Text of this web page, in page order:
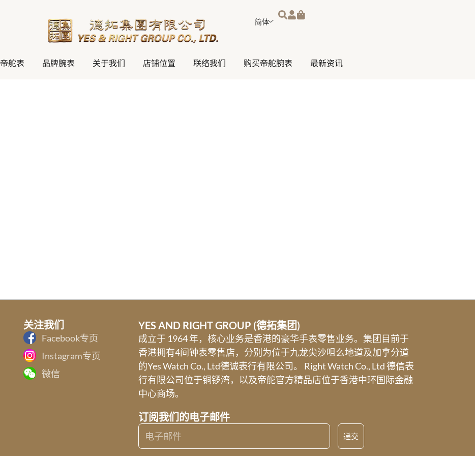
择
帝舵表 品牌腕表 关于我们 店铺位置 联络我们 购买帝舵腕表 最新资讯
关注我们
Facebook专页
Instagram专页
微信
YES AND RIGHT GROUP (德拓集团)
成立于 1964 年，核心业务是香港的豪华手表零售业务。集团目前于
香港拥有4间钟表零售店，分别为位于九龙尖沙咀么地道及加拿分道
的Yes Watch Co., Ltd德诚表行有限公司。 Right Watch Co., Ltd 德信表
行有限公司位于铜锣湾，以及帝舵官方精品店位于香港中环国际金融
中心商场。
订阅我们的电子邮件
Email 递交